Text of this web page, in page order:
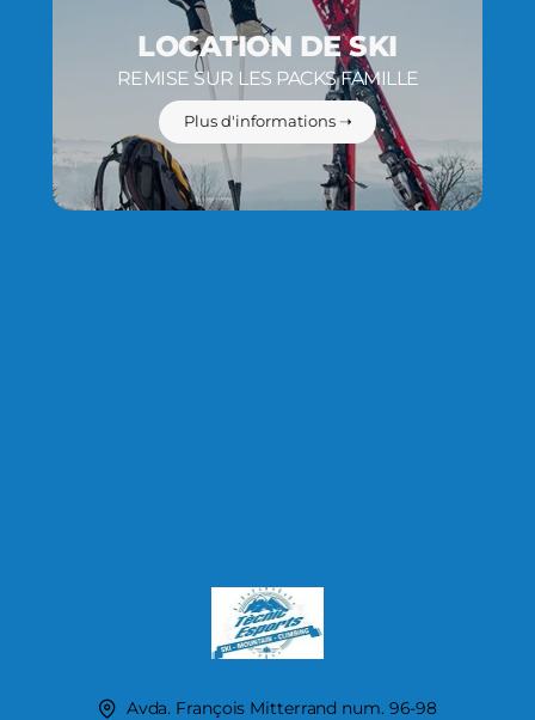
LOCATION DE SKI
REMISE SUR LES PACKS FAMILLE
Plus d'informations ➝
Avda. François Mitterrand num. 96-98